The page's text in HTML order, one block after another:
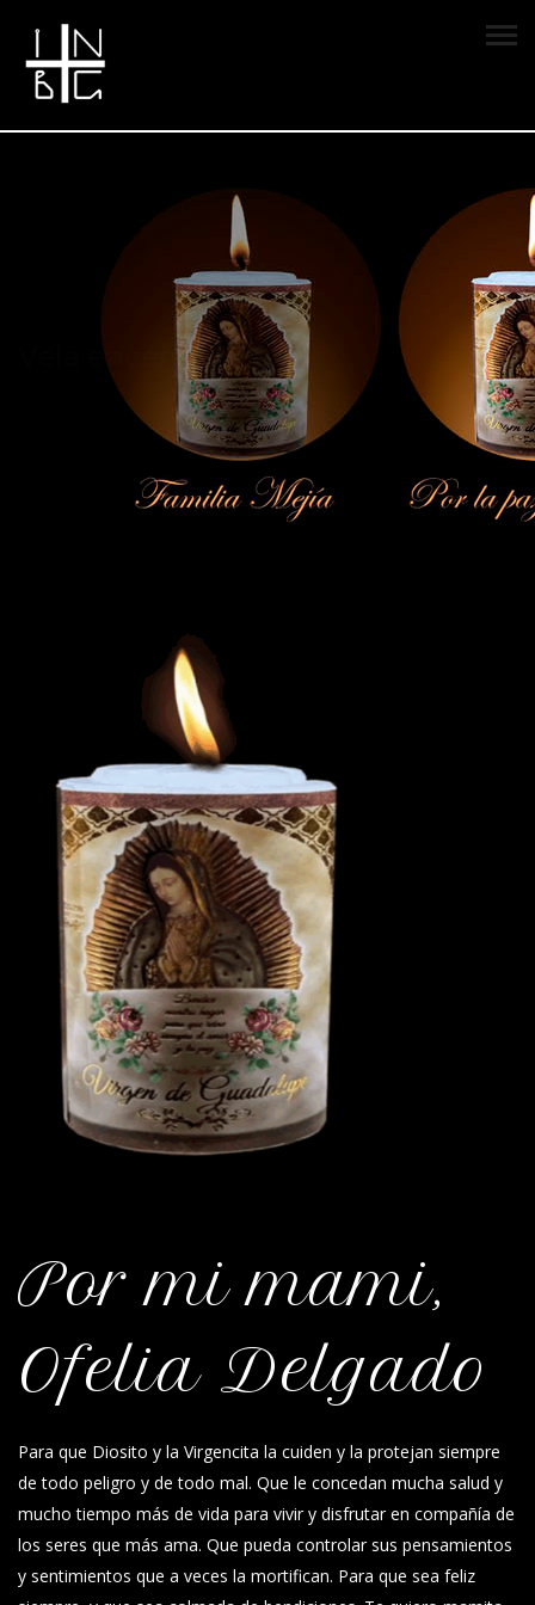
Vela encendida
Por mi mami,
Ofelia Delgado
Para que Diosito y la Virgencita la cuiden y la protejan siempre
de todo peligro y de todo mal. Que le concedan mucha salud y
mucho tiempo más de vida para vivir y disfrutar en compañía de
los seres que más ama. Que pueda controlar sus pensamientos
y sentimientos que a veces la mortifican. Para que sea feliz